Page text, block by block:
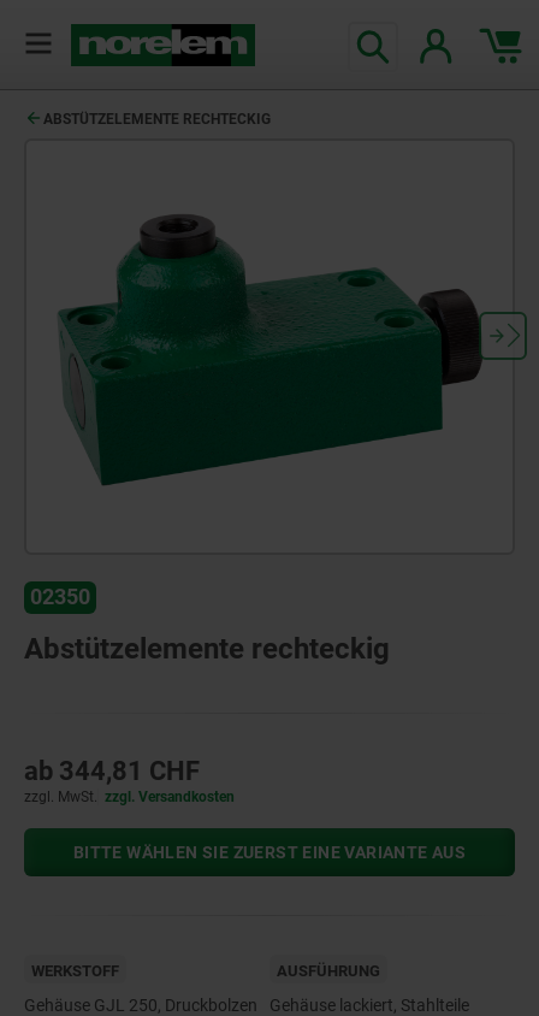
ABSTÜTZELEMENTE RECHTECKIG
02350
Abstützelemente rechteckig
ab 344,81 CHF
zzgl. MwSt. zzgl. Versandkosten
BITTE WÄHLEN SIE ZUERST EINE VARIANTE AUS
WERKSTOFF
Gehäuse GJL 250, Druckbolzen
AUSFÜHRUNG
Gehäuse lackiert, Stahlteile